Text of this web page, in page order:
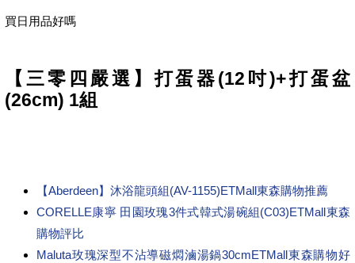
買日用品好嗎
【三零四嚴選】打蛋器(12吋)+打蛋盆
(26cm) 1組
【Aberdeen】沐浴龍頭組(AV-1155)ETMall東森購物推薦
CORELLE康寧 田園玫瑰3件式韓式湯碗組(C03)ETMall東森
購物評比
Maluta玫瑰深型不沾導磁燜滷湯鍋30cmETMall東森購物好